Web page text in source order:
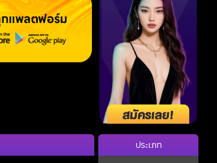
ประเภท